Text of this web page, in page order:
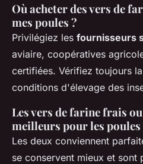
Où acheter des vers de
mes poules ?
Privilégiez les fournisseurs
aviaire, coopératives
certifiées. Vérifiez toujours
conditions d'élevage des
Les vers de farine frais
meilleurs pour les poules
Les deux conviennent
se conservent mieux et sont